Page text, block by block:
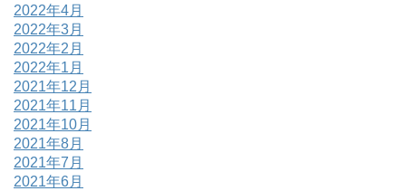
2022年4月
2022年3月
2022年2月
2022年1月
2021年12月
2021年11月
2021年10月
2021年8月
2021年7月
2021年6月